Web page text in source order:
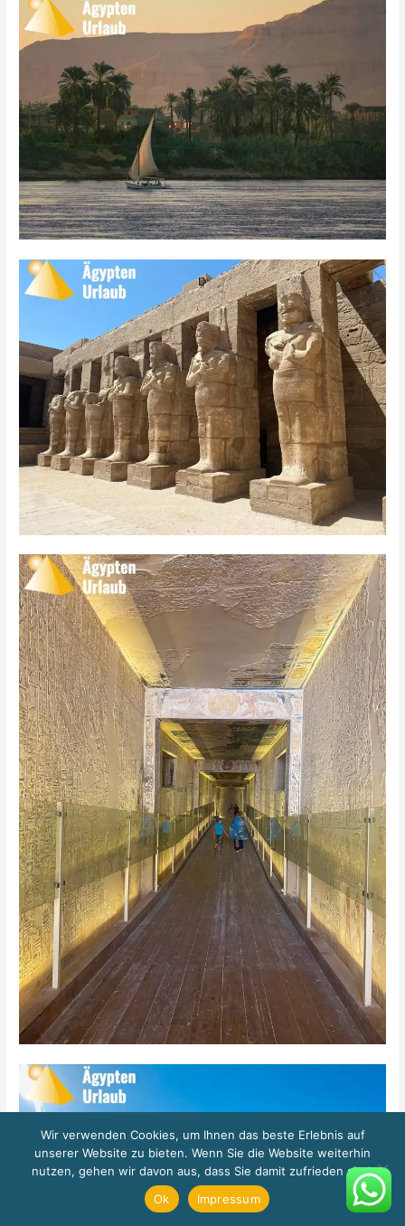
Wir verwenden Cookies, um Ihnen das beste Erlebnis auf
unserer Website zu bieten. Wenn Sie die Website weiterhin
nutzen, gehen wir davon aus, dass Sie damit zufrieden sind.
Ok
Impressum